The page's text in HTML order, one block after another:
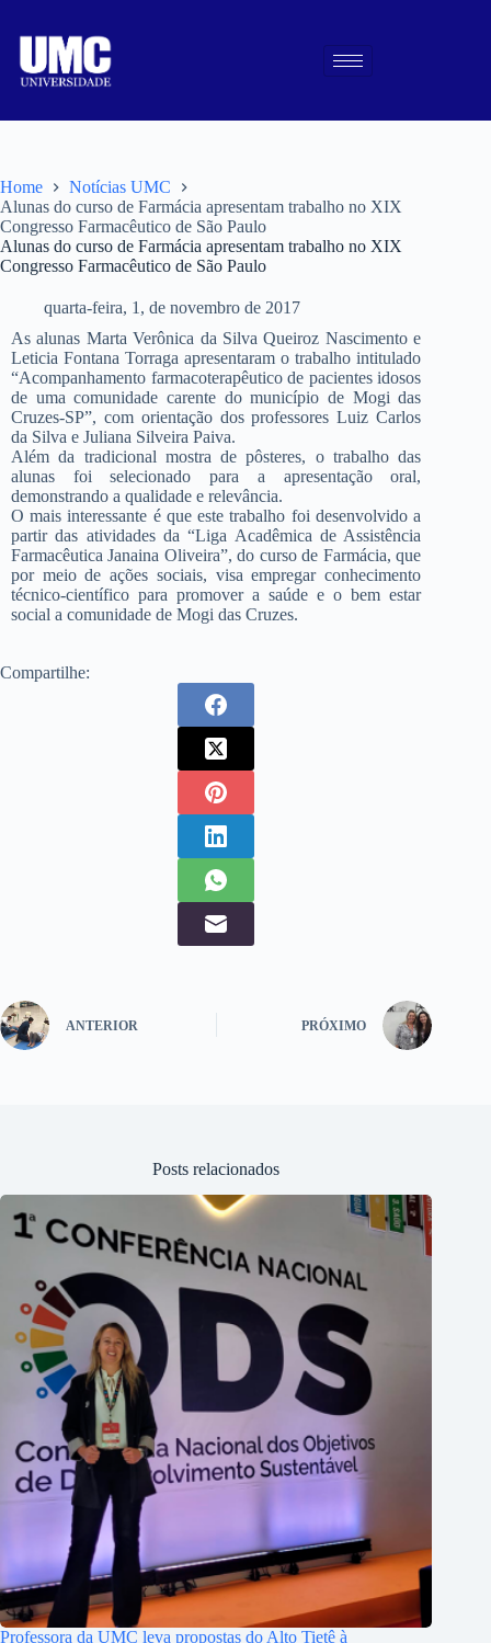
Home
Notícias UMC
Alunas do curso de Farmácia apresentam trabalho no XIX
Congresso Farmacêutico de São Paulo
Alunas do curso de Farmácia apresentam trabalho no XIX
Congresso Farmacêutico de São Paulo
quarta-feira, 1, de novembro de 2017
As alunas Marta Verônica da Silva Queiroz Nascimento e
Leticia Fontana Torraga apresentaram o trabalho intitulado
“Acompanhamento farmacoterapêutico de pacientes idosos
de uma comunidade carente do município de Mogi das
Cruzes-SP”, com orientação dos professores Luiz Carlos
da Silva e Juliana Silveira Paiva.
Além da tradicional mostra de pôsteres, o trabalho das
alunas foi selecionado para a apresentação oral,
demonstrando a qualidade e relevância.
O mais interessante é que este trabalho foi desenvolvido a
partir das atividades da “Liga Acadêmica de Assistência
Farmacêutica Janaina Oliveira”, do curso de Farmácia, que
por meio de ações sociais, visa empregar conhecimento
técnico-científico para promover a saúde e o bem estar
social a comunidade de Mogi das Cruzes.
Compartilhe:
ANTERIOR PRÓXIMO
Posts relacionados
Professora da UMC leva propostas do Alto Tietê à